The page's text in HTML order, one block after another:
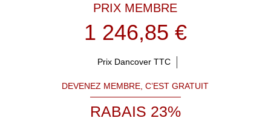
PRIX MEMBRE
1 246,85 €
Prix Dancover TTC
DEVENEZ MEMBRE, C’EST GRATUIT
RABAIS 23%